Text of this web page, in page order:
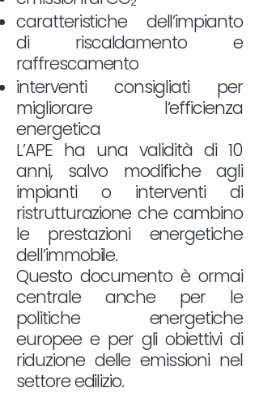
caratteristiche dell’impianto
di riscaldamento e
raffrescamento
interventi consigliati per
migliorare l’efficienza
energetica
L’APE ha una validità di 10
anni, salvo modifiche agli
impianti o interventi di
ristrutturazione che cambino
le prestazioni energetiche
dell’immobile.
Questo documento è ormai
centrale anche per le
politiche energetiche
europee e per gli obiettivi di
riduzione delle emissioni nel
settore edilizio.